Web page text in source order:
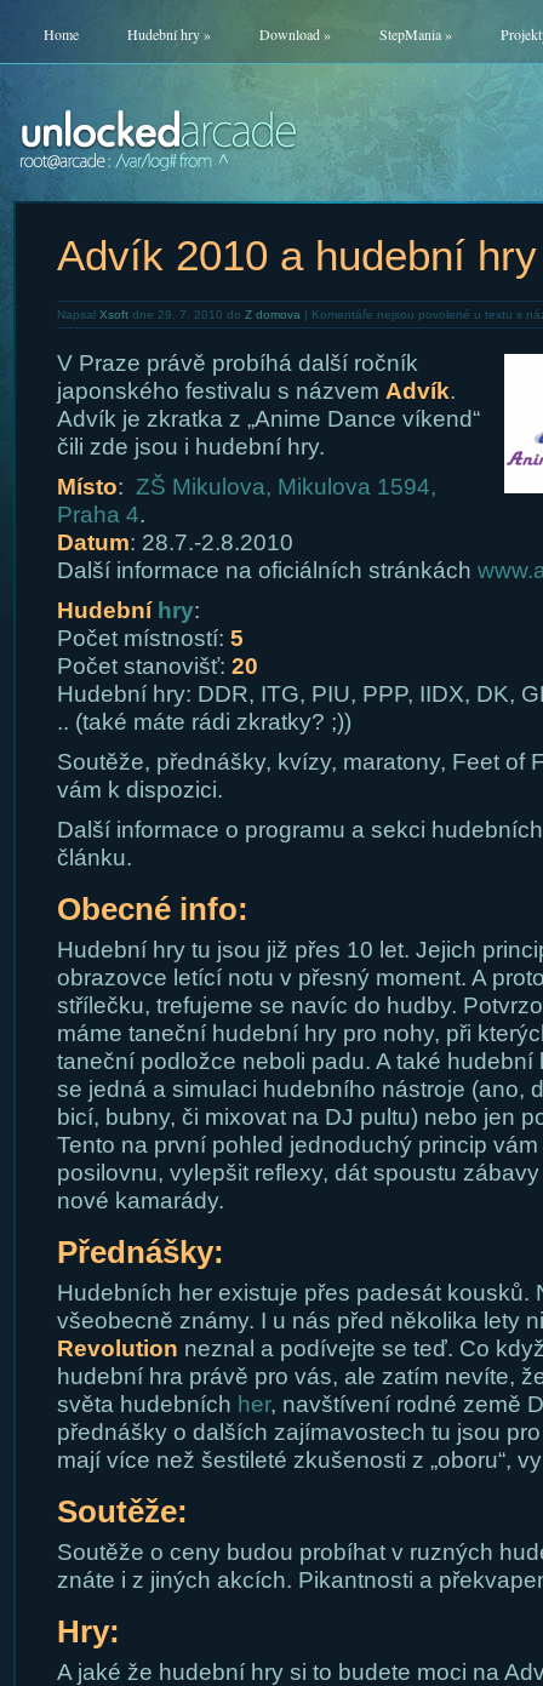
Home Hudební hry» Download» StepMania»
Advík 2010 a hudební hry
Napsal Xsoftdne 29. 7. 2010 do Z domova | Komentáře nejsou povolené u textu s
V Praze právě probíhá další ročník
japonského festivalu s názvem Advík.
Advík je zkratka z „Anime Dance víkend“
čili zde jsou i hudební hry.
Místo: ZŠ Mikulova, Mikulova 1594,
Praha 4.
Datum: 28.7.-2.8.2010
Další informace na oficiálních stránkách
Hudební hry:
Počet místností: 5
Počet stanovišť: 20
Hudební hry: DDR, ITG, PIU, PPP, IIDX, DK,
.. (také máte rádi zkratky? ;))
Soutěže, přednášky, kvízy, maratony, Feet of
vám k dispozici.
Další informace o programu a sekci
článku.
Obecné info:
Hudební hry tu jsou již přes 10 let. Jejich
obrazovce letící notu v přesný moment. A
střílečku, trefujeme se navíc do hudby.
máme taneční hudební hry pro nohy, při
taneční podložce neboli padu. A také hudební
se jedná a simulaci hudebního nástroje (ano,
bicí, bubny, či mixovat na DJ pultu) nebo jen
Tento na první pohled jednoduchý princip
posilovnu, vylepšit reflexy, dát spoustu
nové kamarády.
Přednášky:
Hudebních her existuje přes padesát kousků.
všeobecně známy. I u nás před několika lety
Revolution neznal a podívejte se teď. Co
hudební hra právě pro vás, ale zatím nevíte,
světa hudebních her, navštívení rodné země
přednášky o dalších zajímavostech tu jsou
mají více než šestileté zkušenosti z „oboru“,
Soutěže:
Soutěže o ceny budou probíhat v ruzných
znáte i z jiných akcích. Pikantnosti a
Hry:
A jaké že hudební hry si to budete moci na